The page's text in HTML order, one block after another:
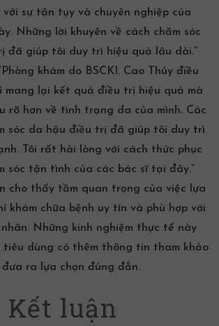
với sự tận tụy và chuyên nghiệp của
Những lời khuyên về cách chăm sóc
đã giúp tôi duy trì hiệu quả lâu dài.”
khám do BSCKI. Cao Thúy điều
mang lại kết quả điều trị hiệu quả mà
rõ hơn về tình trạng da của mình. Các
sóc da hậu điều trị đã giúp tôi duy trì
Tôi rất hài lòng với cách thức phục
sóc tận tình của các bác sĩ tại đây.”
cho thấy tầm quan trọng của việc lựa
khám chữa bệnh uy tín và phù hợp với
Những kinh nghiệm thực tế này
tiêu dùng có thêm thông tin tham khảo
đưa ra lựa chọn đúng đắn.
Kết luận